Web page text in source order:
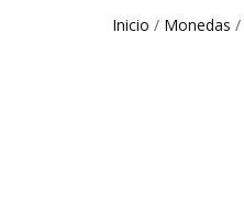
Inicio / Monedas /